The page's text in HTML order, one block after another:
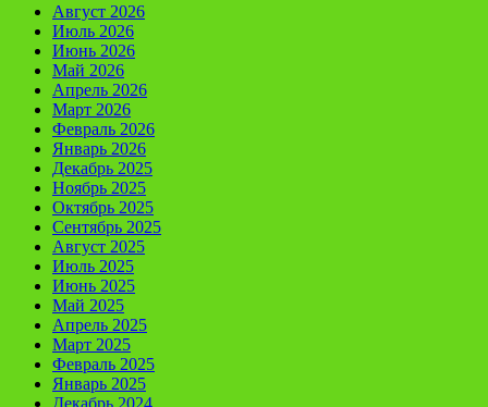
Август 2026
Июль 2026
Июнь 2026
Май 2026
Апрель 2026
Март 2026
Февраль 2026
Январь 2026
Декабрь 2025
Ноябрь 2025
Октябрь 2025
Сентябрь 2025
Август 2025
Июль 2025
Июнь 2025
Май 2025
Апрель 2025
Март 2025
Февраль 2025
Январь 2025
Декабрь 2024